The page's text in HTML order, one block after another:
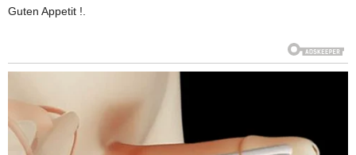
Guten Appetit !.